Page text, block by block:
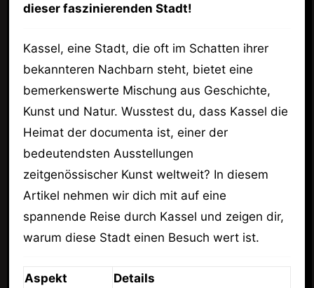
dieser faszinierenden Stadt!
Kassel, eine Stadt, die oft im Schatten ihrer
bekannteren Nachbarn steht, bietet eine
bemerkenswerte Mischung aus Geschichte,
Kunst und Natur. Wusstest du, dass Kassel die
Heimat der documenta ist, einer der
bedeutendsten Ausstellungen
zeitgenössischer Kunst weltweit? In diesem
Artikel nehmen wir dich mit auf eine
spannende Reise durch Kassel und zeigen dir,
warum diese Stadt einen Besuch wert ist.
Aspekt
Details